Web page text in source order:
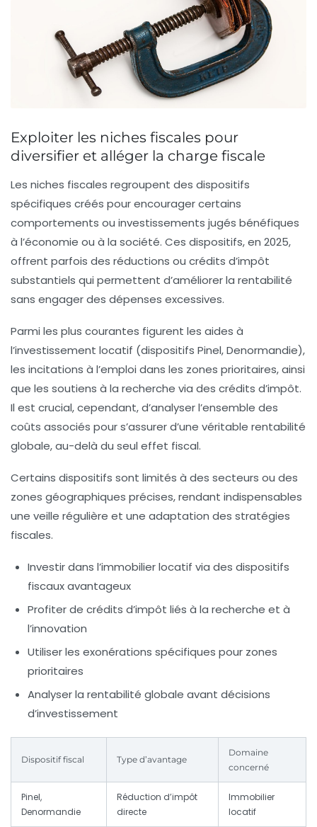
Exploiter les niches fiscales pour
diversifier et alléger la charge fiscale
Les niches fiscales regroupent des dispositifs
spécifiques créés pour encourager certains
comportements ou investissements jugés bénéfiques
à l’économie ou à la société. Ces dispositifs, en 2025,
offrent parfois des réductions ou crédits d’impôt
substantiels qui permettent d’améliorer la rentabilité
sans engager des dépenses excessives.
Parmi les plus courantes figurent les aides à
l’investissement locatif (dispositifs Pinel, Denormandie),
les incitations à l’emploi dans les zones prioritaires, ainsi
que les soutiens à la recherche via des crédits d’impôt.
Il est crucial, cependant, d’analyser l’ensemble des
coûts associés pour s’assurer d’une véritable rentabilité
globale, au-delà du seul effet fiscal.
Certains dispositifs sont limités à des secteurs ou des
zones géographiques précises, rendant indispensables
une veille régulière et une adaptation des stratégies
fiscales.
Investir dans l’immobilier locatif via des dispositifs
fiscaux avantageux
Profiter de crédits d’impôt liés à la recherche et à
l’innovation
Utiliser les exonérations spécifiques pour zones
prioritaires
Analyser la rentabilité globale avant décisions
d’investissement
Dispositif fiscal Type d’avantage
Domaine
concerné
Pinel,
Denormandie
Réduction d’impôt
directe
Immobilier
locatif